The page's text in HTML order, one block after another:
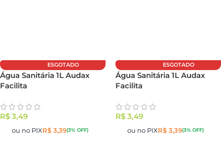
ESGOTADO
Água Sanitária 1L Audax
Facilita
R$ 3,49
ou no PIXR$ 3,39(3% OFF)
ESGOTADO
Água Sanitária 1L Audax
Facilita
R$ 3,49
ou no PIXR$ 3,39(3% OFF)